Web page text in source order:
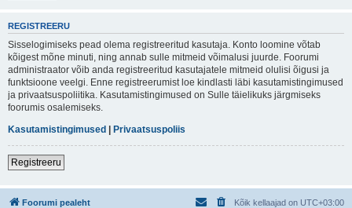
REGISTREERU
Sisselogimiseks pead olema registreeritud kasutaja. Konto loomine võtab
kõigest mõne minuti, ning annab sulle mitmeid võimalusi juurde. Foorumi
administraator võib anda registreeritud kasutajatele mitmeid olulisi õigusi ja
funktsioone veelgi. Enne registreerumist loe kindlasti läbi kasutamistingimused
ja privaatsuspoliitika. Kasutamistingimused on Sulle täielikuks järgmiseks
foorumis osalemiseks.
Kasutamistingimused | Privaatsuspoliis
Registreeru
Foorumi pealeht Kõik kellaajad on UTC+03:00